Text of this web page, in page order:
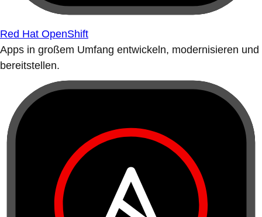
Red Hat OpenShift
Apps in großem Umfang entwickeln, modernisieren und
bereitstellen.